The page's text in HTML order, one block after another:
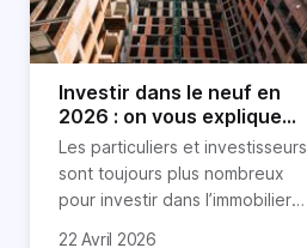
Investir dans le neuf en
2026 : on vous explique
tout !
Les particuliers et investisseurs
sont toujours plus nombreux
pour investir dans l’immobilier
22 Avril 2026